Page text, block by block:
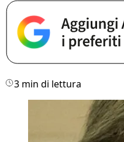
3 min di lettura